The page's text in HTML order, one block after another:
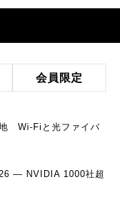
会員限定
Wi-Fiと光ファイバ
― NVIDIA 1000社超